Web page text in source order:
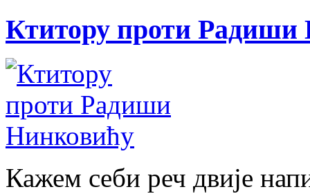
Ктитору проти Радиши
Кажем себи реч двије